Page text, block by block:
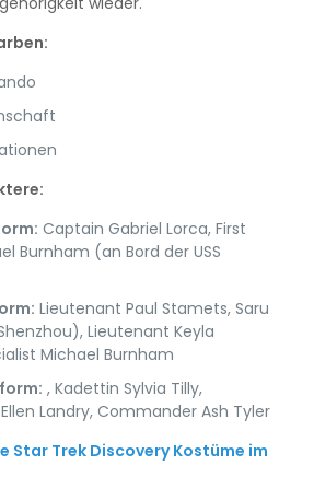
Captain Gabriel Lorca, First
Burnham (an Bord der USS
Lieutenant Paul Stamets, Saru
Lieutenant Keyla
Michael Burnham
, Kadettin Sylvia Tilly,
Landry, Commander Ash Tyler
Star Trek Discovery Kostüme im